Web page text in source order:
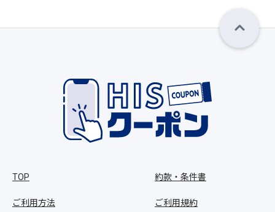
TOP
ご利用方法
約款・条件書
ご利用規約